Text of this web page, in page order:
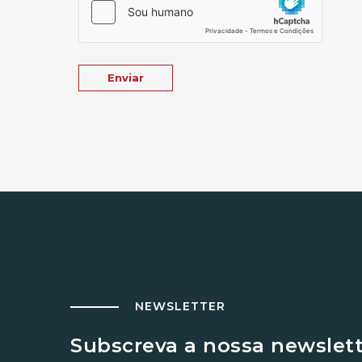
NEWSLETTER
Subscreva a nossa